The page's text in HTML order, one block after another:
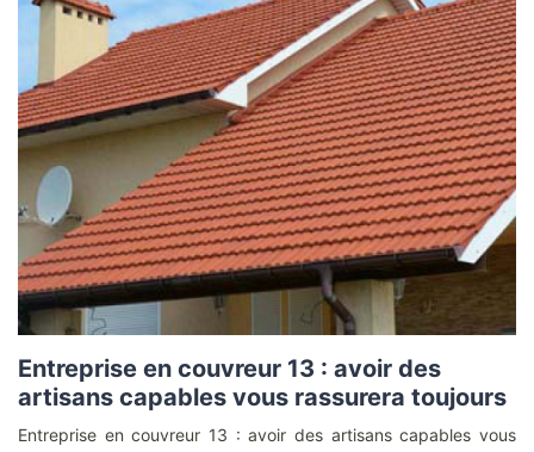
Entreprise en couvreur 13 : avoir des
artisans capables vous rassurera toujours
Entreprise en couvreur 13 : avoir des artisans capables vous